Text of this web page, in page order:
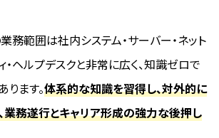
務範囲は社内システム・サーバー・ネット
・ヘルプデスクと非常に広く、知識ゼロで
ます。体系的な知識を習得し、対外的に
業務遂行とキャリア形成の強力な後押し